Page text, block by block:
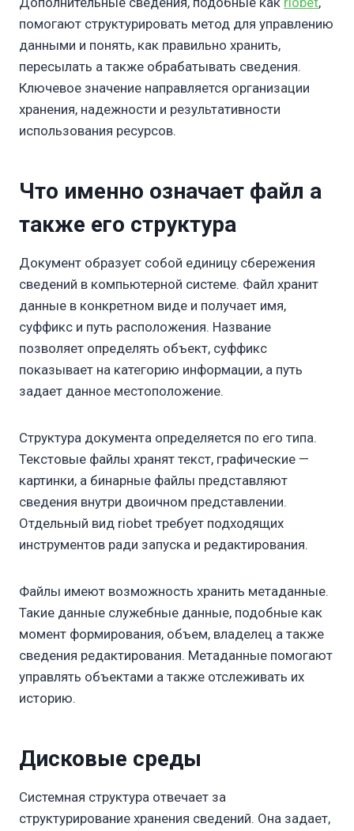
помогают структурировать метод для управлению
данными и понять, как правильно хранить,
пересылать а также обрабатывать сведения.
Ключевое значение направляется организации
хранения, надежности и результативности
использования ресурсов.
Что именно означает файл а
также его структура
Документ образует собой единицу сбережения
сведений в компьютерной системе. Файл хранит
данные в конкретном виде и получает имя,
суффикс и путь расположения. Название
позволяет определять объект, суффикс
показывает на категорию информации, а путь
задает данное местоположение.
Структура документа определяется по его типа.
Текстовые файлы хранят текст, графические —
картинки, а бинарные файлы представляют
сведения внутри двоичном представлении.
Отдельный вид riobet требует подходящих
инструментов ради запуска и редактирования.
Файлы имеют возможность хранить метаданные.
Такие данные служебные данные, подобные как
момент формирования, объем, владелец а также
сведения редактирования. Метаданные помогают
управлять объектами а также отслеживать их
историю.
Дисковые среды
Системная структура отвечает за
структурирование хранения сведений. Она задает,